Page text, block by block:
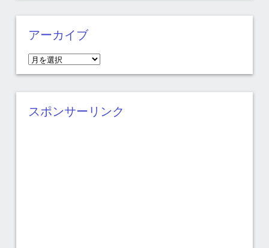
アーカイブ
ア
ー
カ
イ
スポンサーリンク